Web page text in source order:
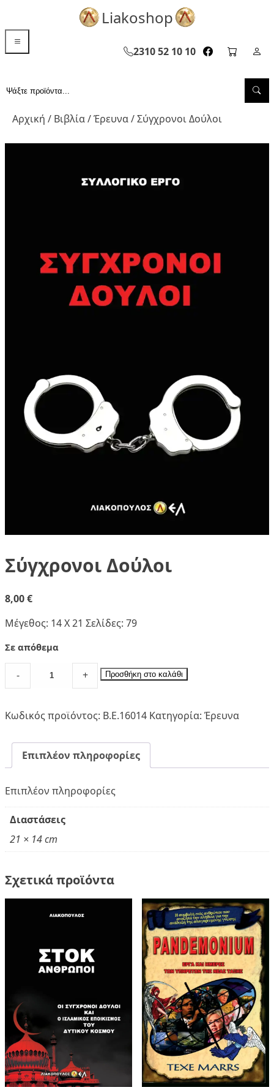
Liakoshop
2310 52 10 10 facebook
cart
Αναζήτηση...
Αρχική / Βιβλία/Έρευνα/ Σύγχρονοι Δούλοι
Σύγχρονοι Δούλοι
8,00€
Μέγεθος: 14 Χ 21 Σελίδες: 79
Σε απόθεμα
Σύγχρονοι
- + Προσθήκη στο καλάθι
Κωδικός προϊόντος: Β.Ε.16014 Κατηγορία: Έρευνα
Επιπλέον πληροφορίες
Επιπλέον πληροφορίες
Διαστάσεις
21 × 14 cm
Σχετικά προϊόντα